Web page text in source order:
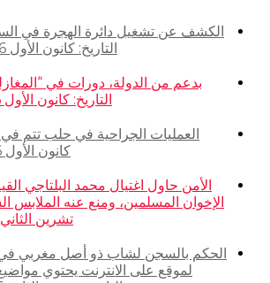
الكشف عن تشغيل دائرة الهجرة في
التاريخ: كانون الأول 2016 – الدولة: السويد
بدعم من الدولة، دورات في
التاريخ: كانون الأول 2016 – الدولة: ألمانيا
العمليات الجراحية في حلب تتم في
كانون الأول 2016 – الدولة: سوريا
الأمن حاول اغتيال محمد البلتاجي
الإخوان المسلمين، ومنع عنه الملابس
تشرين الثاني 2016 – الدولة: مصر
الحكم بالسجن لشاب ذو أصل مغربي
لموقع على الانترنت يحتوي